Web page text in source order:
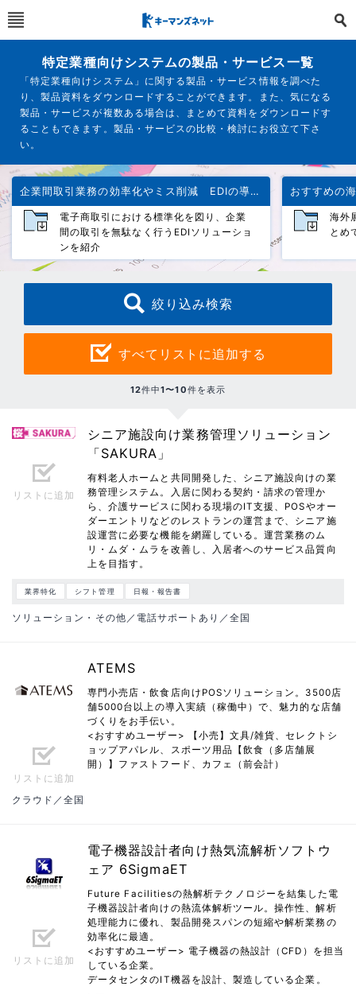
特定業種向けシステムの製品・サービス一覧
「特定業種向けシステム」に関する製品・サービス情報を調べた
り、製品資料をダウンロードすることができます。また、気になる
製品・サービスが複数ある場合は、まとめて資料をダウンロードす
ることもできます。製品・サービスの比較・検討にお役立て下さ
い。
企業間取引業務の効率化やミス削減 EDIの導入効果を解説
電子商取引における標準化を図り、企業
間の取引を無駄なく行うEDIソリューショ
ンを紹介
海外
とめ
絞り込み検索
すべてリストに追加する
12件中1〜10件を表示
リストに追加
シニア施設向け業務管理ソリューション
「SAKURA」
有料老人ホームと共同開発した、シニア施設向けの業
務管理システム。入居に関わる契約・請求の管理か
ら、介護サービスに関わる現場のIT支援、POSやオー
ダーエントリなどのレストランの運営まで、シニア施
設運営に必要な機能を網羅している。運営業務のム
リ・ムダ・ムラを改善し、入居者へのサービス品質向
上を目指す。
業界特化 シフト管理 日報・報告書
ソリューション・その他／電話サポートあり／全国
リストに追加
ATEMS
専門小売店・飲食店向けPOSソリューション。3500店
舗5000台以上の導入実績（稼働中）で、魅力的な店舗
づくりをお手伝い。
<おすすめユーザー> 【小売】文具/雑貨、セレクトシ
ョップアパレル、スポーツ用品【飲食（多店舗展
開）】ファストフード、カフェ（前会計）
クラウド／全国
リストに追加
電子機器設計者向け熱気流解析ソフトウ
ェア 6SigmaET
Future Facilitiesの熱解析テクノロジーを結集した電
子機器設計者向けの熱流体解析ツール。操作性、解析
処理能力に優れ、製品開発スパンの短縮や解析業務の
効率化に最適。
<おすすめユーザー> 電子機器の熱設計（CFD）を担当
している企業。
データセンタのIT機器を設計、製造している企業。